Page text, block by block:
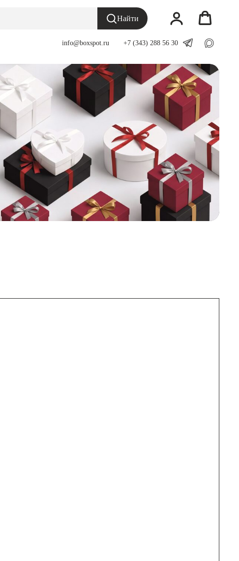
Найти
info@boxspot.ru +7 (343) 288 56 30